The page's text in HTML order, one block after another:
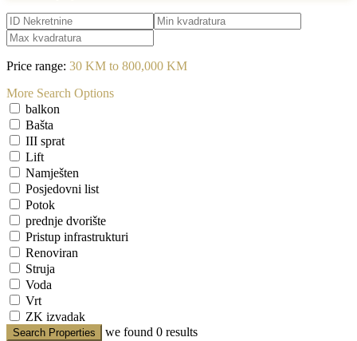
Price range: 30 KM to 800,000 KM
More Search Options
balkon
Bašta
III sprat
Lift
Namješten
Posjedovni list
Potok
prednje dvorište
Pristup infrastrukturi
Renoviran
Struja
Voda
Vrt
ZK izvadak
Search Properties we found 0 results